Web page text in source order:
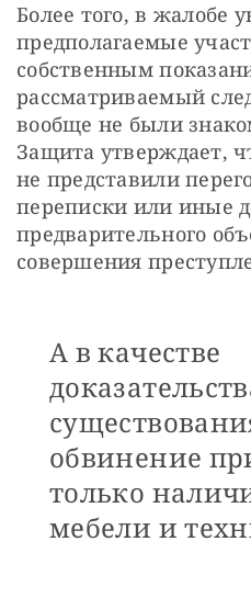
Более того, в жалобе
предполагаемые
собственным
рассматриваемый
вообще не были
Защита утверждает,
не представили
переписки или иные
предварительного
совершения
А в качестве
обвинение
только
мебели и